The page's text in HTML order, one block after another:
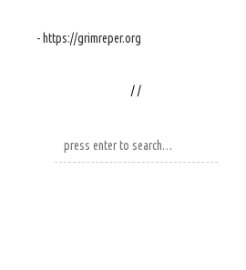
- https://grimreper.org
/ /